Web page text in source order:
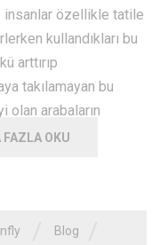
insanlar özellikle tatile
kullandıkları bu
arttırıp
takılamayan bu
arabaların
FAZLA OKU
Blog